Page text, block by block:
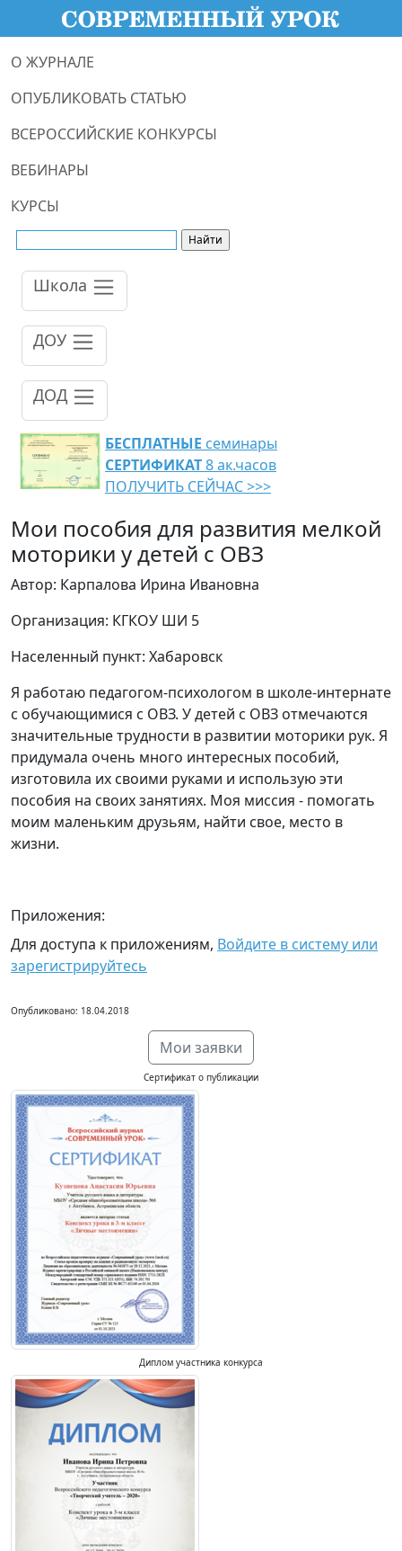
О ЖУРНАЛЕ
ОПУБЛИКОВАТЬ СТАТЬЮ
ВСЕРОССИЙСКИЕ КОНКУРСЫ
ВЕБИНАРЫ
КУРСЫ
Школа
ДОУ
ДОД
БЕСПЛАТНЫЕ семинары
СЕРТИФИКАТ8 ак.часов
ПОЛУЧИТЬ СЕЙЧАС >>>
Мои пособия для развития мелкой
моторики у детей с ОВЗ
Автор: Карпалова Ирина Ивановна
Организация: КГКОУ ШИ 5
Населенный пункт: Хабаровск
Я работаю педагогом-психологом в школе-интернате
с обучающимися с ОВЗ. У детей с ОВЗ отмечаются
значительные трудности в развитии моторики рук. Я
придумала очень много интересных пособий,
изготовила их своими руками и использую эти
пособия на своих занятиях. Моя миссия - помогать
моим маленьким друзьям, найти свое, место в
жизни.
Приложения:
Для доступа к приложениям, Войдите в систему или
зарегистрируйтесь
Опубликовано: 18.04.2018
Мои заявки
Сертификат о публикации
Диплом участника конкурса